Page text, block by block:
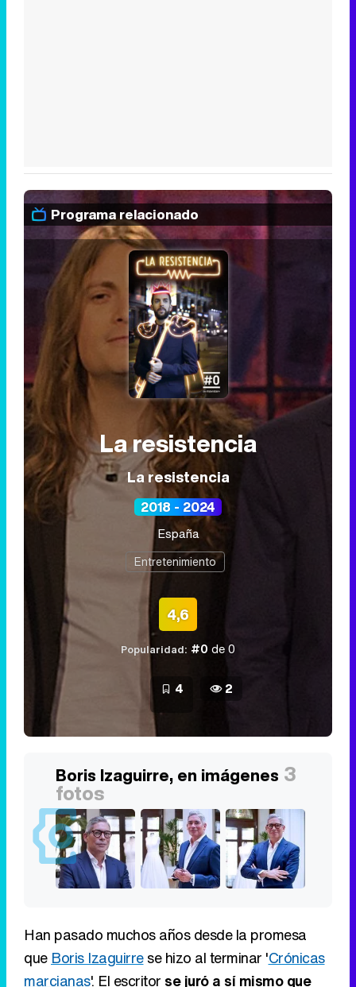
Programa relacionado
La resistencia
La resistencia
2018 - 2024
España
Entretenimiento
4,6
Popularidad: #0 de 0
4 2
Boris Izaguirre, en imágenes 3
fotos
Han pasado muchos años desde la promesa
que Boris Izaguirrese hizo al terminar 'Crónicas
marcianas'. El escritor se juró a sí mismo que